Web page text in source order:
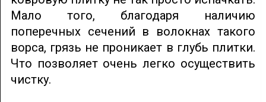
Мало того, благодаря наличию
поперечных сечений в волокнах такого
ворса, грязь не проникает в глубь плитки.
Что позволяет очень легко осуществить
чистку.